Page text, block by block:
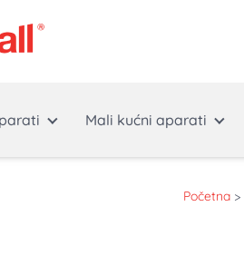
Mali kućni aparati
Početna >